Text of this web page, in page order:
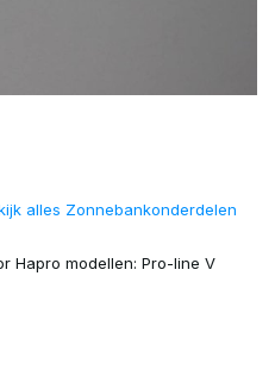
alles Zonnebankonderdelen
Hapro modellen: Pro-line V